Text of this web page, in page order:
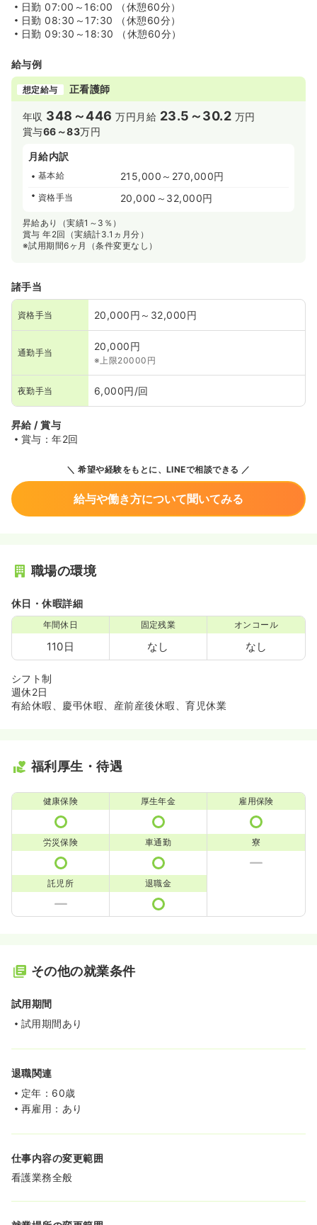
日勤 07:00～16:00 （休憩60分）
日勤 08:30～17:30 （休憩60分）
日勤 09:30～18:30 （休憩60分）
給与例
想定給与 正看護師
年収 348～446 万円 月給 23.5～30.2 万円
賞与66～83万円
月給内訳
基本給 215,000～270,000円
資格手当 20,000～32,000円
昇給あり（実績1～3％）
賞与 年2回（実績計3.1ヵ月分）
※試用期間6ヶ月（条件変更なし）
諸手当
資格手当 20,000円～32,000円
通勤手当
20,000円
※上限20000円
夜勤手当 6,000円/回
昇給 / 賞与
賞与：年2回
希望や経験をもとに、LINEで相談できる
給与や働き方について聞いてみる
職場の環境
休日・休暇詳細
年間休日
110日
固定残業
なし
オンコール
なし
シフト制
週休2日
有給休暇、慶弔休暇、産前産後休暇、育児休業
福利厚生・待遇
健康保険 厚生年金 雇用保険
労災保険 車通勤 寮
託児所 退職金
その他の就業条件
試用期間
試用期間あり
退職関連
定年：60歳
再雇用：あり
仕事内容の変更範囲
看護業務全般